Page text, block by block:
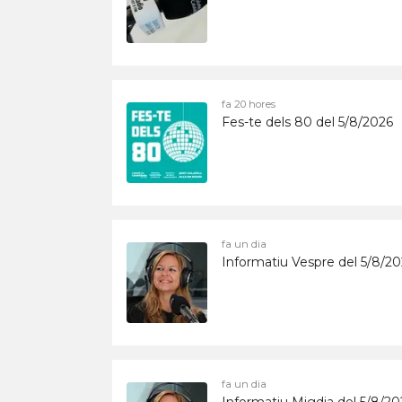
fa 20 hores
Fes-te dels 80 del 5/8/2026
fa un dia
Informatiu Vespre del 5/8/
fa un dia